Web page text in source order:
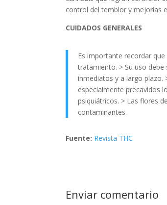
control del temblor y mejorías
CUIDADOS GENERALES
Es importante recordar
tratamiento. > Su uso
inmediatos y a largo plazo.
especialmente precavidos
psiquiátricos. > Las flores
contaminantes.
Fuente: Revista THC
Enviar comentario